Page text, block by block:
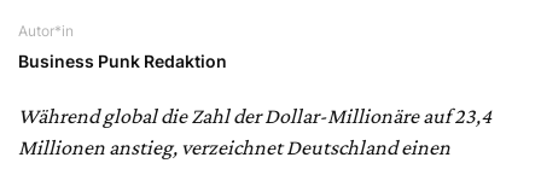
Autor*in
Business Punk Redaktion
Während global die Zahl der Dollar-Millionäre auf 23,4
Millionen anstieg, verzeichnet Deutschland einen